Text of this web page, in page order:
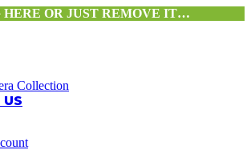
HERE OR JUST REMOVE IT…
Collection